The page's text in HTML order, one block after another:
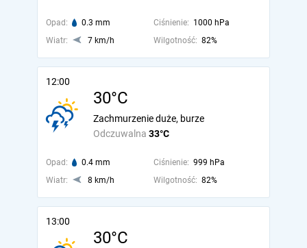
Opad: 0.3 mm Ciśnienie: 1000 hPa
Wiatr:
7 km/h Wilgotność: 82%
12:00
30°C
Odczuwalna 33°C
Zachmurzenie duże, burze
Opad: 0.4 mm Ciśnienie: 999 hPa
Wiatr:
8 km/h Wilgotność: 82%
13:00
30°C